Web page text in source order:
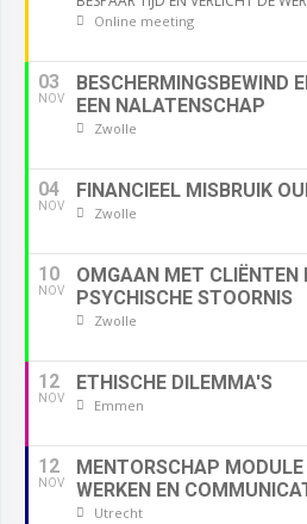
Online meeting
03
NOV
BESCHERMINGSBEWIND
EEN NALATENSCHAP
Zwolle
04
NOV
FINANCIEEL MISBRUIK
Zwolle
10
NOV
OMGAAN MET CLIËNTEN
PSYCHISCHE STOORNIS
Zwolle
12
NOV
ETHISCHE DILEMMA'S
Emmen
12
NOV
MENTORSCHAP
WERKEN EN
Utrecht